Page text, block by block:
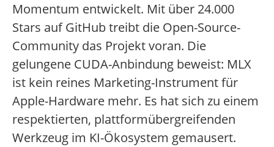
Momentum entwickelt. Mit über 24.000
Stars auf GitHub treibt die Open-Source-
Community das Projekt voran. Die
gelungene CUDA-Anbindung beweist: MLX
ist kein reines Marketing-Instrument für
Apple-Hardware mehr. Es hat sich zu einem
respektierten, plattformübergreifenden
Werkzeug im KI-Ökosystem gemausert.